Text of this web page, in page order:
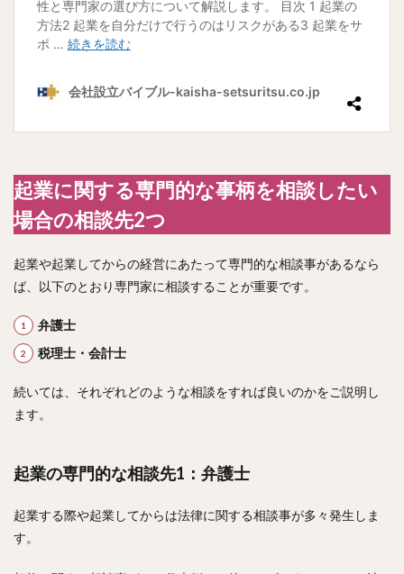
起業に関する専門的な事柄を相談したい
場合の相談先2つ
起業や起業してからの経営にあたって専門的な相談事があるなら
ば、以下のとおり専門家に相談することが重要です。
弁護士
税理士・会計士
続いては、それぞれどのような相談をすれば良いのかをご説明し
ます。
起業の専門的な相談先1：弁護士
起業する際や起業してからは法律に関する相談事が多々発生しま
す。